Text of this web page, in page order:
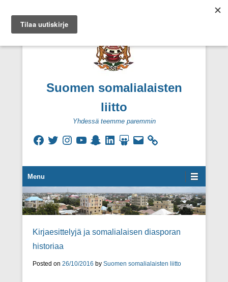
Suomen somalialaisten
liitto
Yhdessä teemme paremmin
FacebookTwitterInstagramYouTubeSnapchatLinkedInSlideShare
Sähköpostiosoite
Secondary Menu
Menu
Kirjaesittelyjä ja somalialaisen diasporan
historiaa
Posted on 26/10/2016 by Suomen somalialaisten liitto